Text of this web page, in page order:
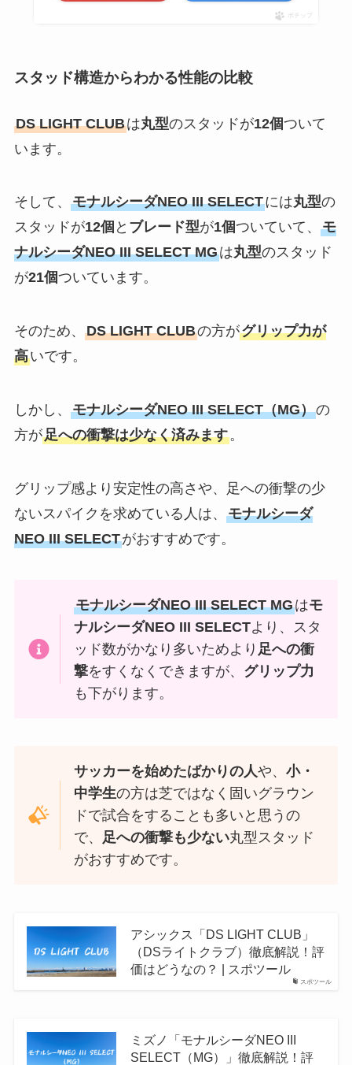
ポチップ
スタッド構造からわかる性能の比較
DS LIGHT CLUBは丸型のスタッドが12個ついて
います。
そして、 モナルシーダNEO III SELECTには丸型の
スタッドが12個 と ブレード型が1個ついていて、 モ
ナルシーダNEO III SELECT MGは丸型のスタッド
が21個ついています。
そのため、 DS LIGHT CLUBの方がグリップ力が
高いです。
しかし、 モナルシーダNEO III SELECT（MG）の
方が足への衝撃は少なく済みます。
グリップ感より安定性の高さや、足への衝撃の少
ないスパイクを求めている人は、 モナルシーダ
NEO III SELECTがおすすめです。
モナルシーダNEO III SELECT MGはモ
ナルシーダNEO III SELECTより、スタ
ッド数がかなり多いためより 足への衝
撃をすくなくできますが、 グリップ力
も下がります。
サッカーを始めたばかりの人や、小・
中学生の方は芝ではなく固いグラウン
ドで試合をすることも多いと思うの
で、 足への衝撃も少ない丸型スタッド
がおすすめです。
スポツール
アシックス「DS LIGHT CLUB」
（DSライトクラブ）徹底解説！評
価はどうなの？ | スポツール
ミズノ「モナルシーダNEO III
SELECT（MG）」徹底解説！評